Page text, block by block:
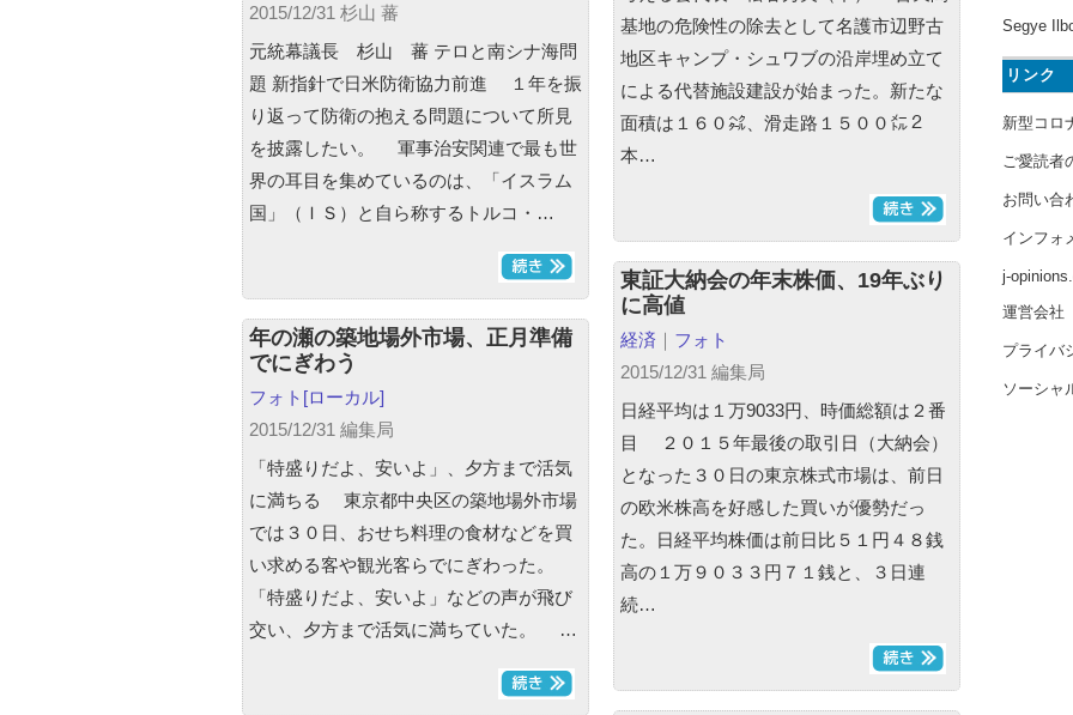
基地の危険性の除去として名護市辺野古
地区キャンプ・シュワブの沿岸埋め立て
による代替施設建設が始まった。新たな
面積は１６０㌶、滑走路１５００㍍２
本…
2015/12/31 杉山 蕃
元統幕議長 杉山 蕃 テロと南シナ海問
題 新指針で日米防衛協力前進 １年を振
り返って防衛の抱える問題について所見
を披露したい。 軍事治安関連で最も世
界の耳目を集めているのは、「イスラム
国」（ＩＳ）と自ら称するトルコ・…
東証大納会の年末株価、19年ぶり
に高値
経済 ｜ フォト
2015/12/31 編集局
日経平均は１万9033円、時価総額は２番
目 ２０１５年最後の取引日（大納会）
となった３０日の東京株式市場は、前日
の欧米株高を好感した買いが優勢だっ
た。日経平均株価は前日比５１円４８銭
高の１万９０３３円７１銭と、３日連
続…
年の瀬の築地場外市場、正月準備
でにぎわう
フォト [ローカル]
2015/12/31 編集局
「特盛りだよ、安いよ」、夕方まで活気
に満ちる 東京都中央区の築地場外市場
では３０日、おせち料理の食材などを買
い求める客や観光客らでにぎわった。
「特盛りだよ、安いよ」などの声が飛び
交い、夕方まで活気に満ちていた。 …
Segye
リンク
新型コロ
ご愛読者
お問い合
インフォ
j-
運営会社
プライバ
ソーシャ